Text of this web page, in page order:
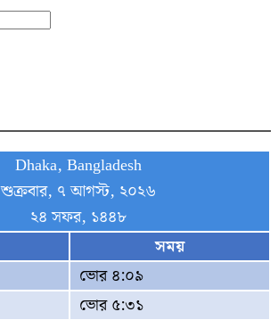
Dhaka, Bangladesh
শুক্রবার, ৭ আগস্ট, ২০২৬
২৪ সফর, ১৪৪৮
সময়
ভোর ৪:০৯
ভোর ৫:৩১